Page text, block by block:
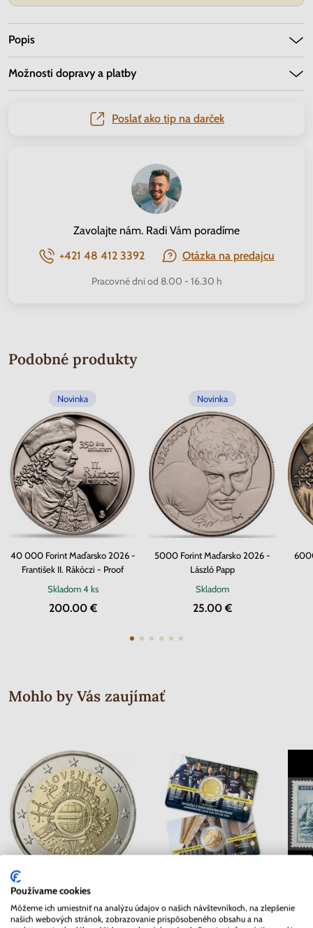
Popis
Možnosti dopravy a platby
Poslať ako tip na darček
Zavolajte nám. Radi Vám poradíme
+421 48 412 3392
Otázka na predajcu
Pracovné dni od 8.00 - 16.30 h
Podobné produkty
Novinka
40 000 Forint Maďarsko 2026 -
František II. Rákóczi - Proof
Skladom4 ks
200.00 €
Novinka
5000 Forint Maďarsko 2026 -
László Papp
Skladom
25.00 €
Mohlo by Vás zaujímať
2 EURO Slovensko 2012 - 10.
rokov Euro meny
Univerzita v Gente - coincard
Používame cookies
Môžeme ich umiestniť na analýzu údajov o našich návštevníkoch, na zlepšenie
našich webových stránok, zobrazovanie prispôsobeného obsahu a na